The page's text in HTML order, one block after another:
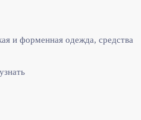
и форменная одежда, средства